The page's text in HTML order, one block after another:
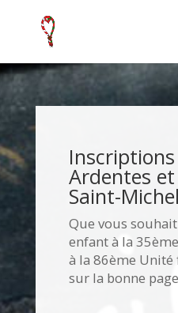
Ardentes
Saint-Michel
Que vous
enfant à la
à la 86ème Unité
sur la bonne